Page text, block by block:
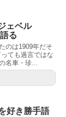
ェベル
る
のは1909年だそ
ても過言ではな
名車・珍...
好き勝手語